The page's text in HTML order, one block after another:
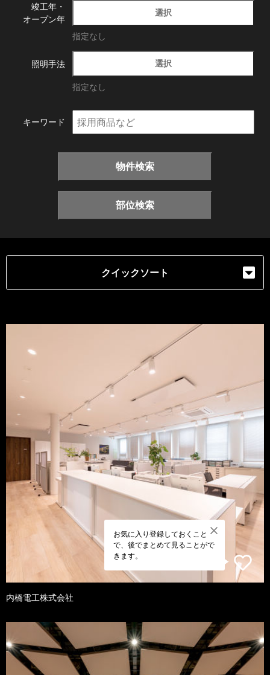
竣工年・
オープン年
選択
指定なし
照明手法 選択
指定なし
キーワード
物件検索
部位検索
クイックソート
お気に入り登録しておくこと
で、後でまとめて見ることがで
きます。
内橋電工株式会社